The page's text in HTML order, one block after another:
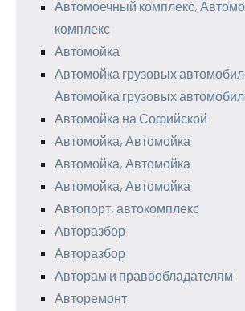
Автомоечный комплекс,
комплекс
Автомойка
Автомойка грузовых
Автомойка грузовых
Автомойка на Софийской
Автомойка, Автомойка
Автомойка, Автомойка
Автомойка, Автомойка
Автопорт, автокомплекс
Авторазбор
Авторазбор
Авторам и правообладателям
Авторемонт